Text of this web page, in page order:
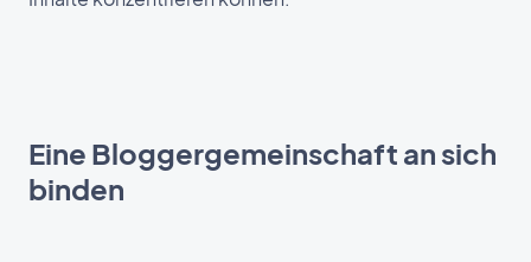
Eine Bloggergemeinschaft an sich
binden